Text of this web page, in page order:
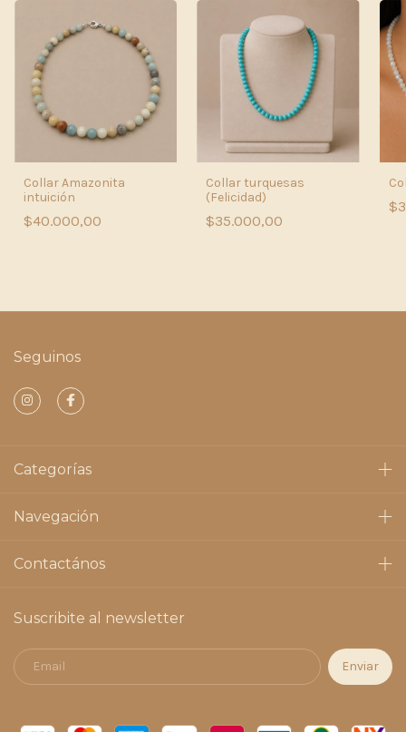
Collar Amazonita
intuición
$40.000,00
Collar turquesas
(Felicidad)
$35.000,00
Seguinos
Categorías
Navegación
Contactános
Suscribite al newsletter